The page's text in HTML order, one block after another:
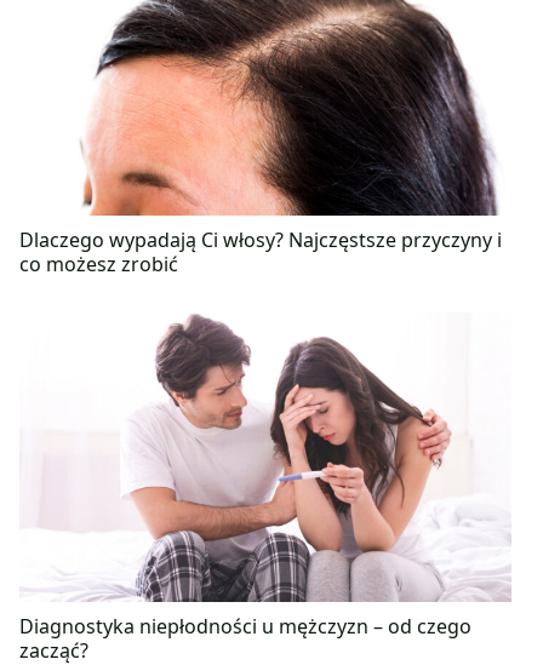
Dlaczego wypadają Ci włosy? Najczęstsze przyczyny i
co możesz zrobić
Diagnostyka niepłodności u mężczyzn – od czego
zacząć?